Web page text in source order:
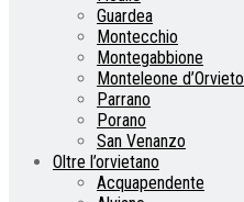
Guardea
Montecchio
Montegabbione
Monteleone d’Orvieto
Parrano
Porano
San Venanzo
Oltre l’orvietano
Acquapendente